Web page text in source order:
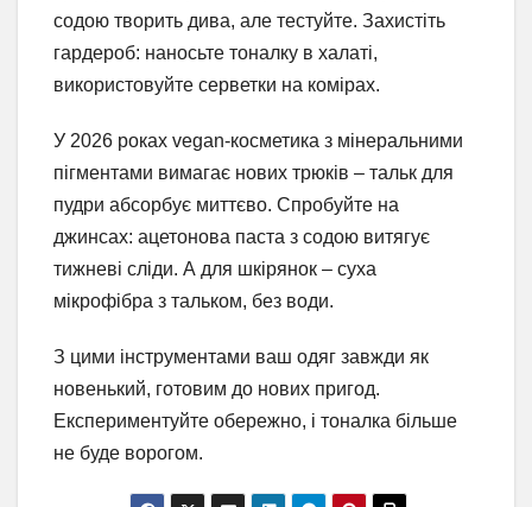
содою творить дива, але тестуйте. Захистіть
гардероб: наносьте тоналку в халаті,
використовуйте серветки на комірах.
У 2026 роках vegan-косметика з мінеральними
пігментами вимагає нових трюків – тальк для
пудри абсорбує миттєво. Спробуйте на
джинсах: ацетонова паста з содою витягує
тижневі сліди. А для шкірянок – суха
мікрофібра з тальком, без води.
З цими інструментами ваш одяг завжди як
новенький, готовим до нових пригод.
Експериментуйте обережно, і тоналка більше
не буде ворогом.